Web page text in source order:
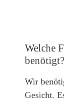
Welche
benötigt?
Wir
Gesicht.